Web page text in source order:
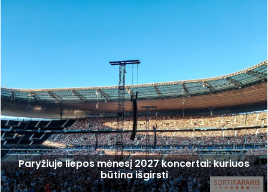
Paryžiuje liepos mėnesį 2027 koncertai: kuriuos
būtina išgirsti